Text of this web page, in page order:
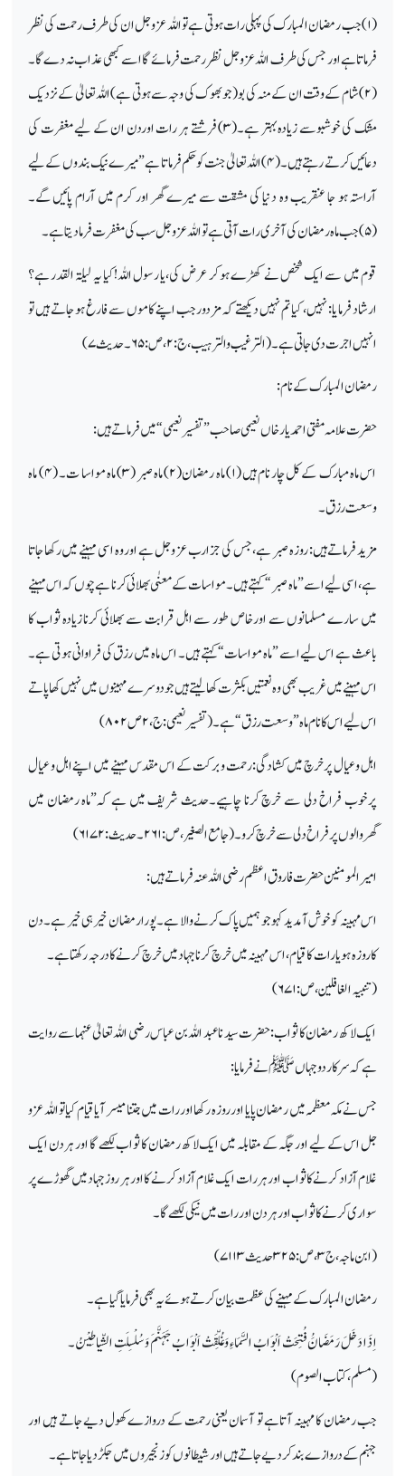
(۱) جب رمضان المبارک کی پہلی رات ہوتی ہے تو اللہ عزو جل ان کی طرف رحمت کی نظر
فرماتاہے اور جس کی طرف اللہ عزوجل نظر رحمت فرمائے گا اسے کبھی عذاب نہ دے گا۔
(۲) شام کے وقت ان کے منہ کی بو (جو بھوک کی وجہ سے ہوتی ہے) اللہ تعالیٰ کے نزدیک
مشک کی خوشبوسے زیادہ بہتر ہے۔(۳) فرشتے ہر رات اوردن ان کے لیے مغفرت کی
دعائیں کرتے رہتے ہیں۔(۴) اللہ تعالیٰ جنت کو حکم فرماتا ہے ”میرے نیک بندوں کے لیے
آراستہ ہو جا عنقریب وہ دنیا کی مشقت سے میرے گھر اور کرم میں آرام پائیں گے۔
(۵) جب ماہ رمضان کی آخری رات آتی ہے تو اللہ عزوجل سب کی مغفرت فرما دیتا ہے۔
قوم میں سے ایک شخص نے کھڑے ہو کر عرض کی،یا رسول اللہ!کیا یہ لیلۃ القدر ہے؟
ارشاد فرما یا: نہیں، کیا تم نہیں دیکھتے کہ مزدور جب اپنے کاموں سے فارغ ہو جاتے ہیں تو
انہیں اجرت دی جاتی ہے۔ (الترغیب وا لترہیب،ج:۲،ص:۶۵۔حدیث۷)
رمضان المبارک کے نام:
حضرت علامہ مفتی احمد یار خاں نعیمی صاحب ”تفسیر نعیمی“ میں فرماتے ہیں:
اس ماہ مبارک کے کل چار نام ہیں (۱) ماہ رمضان(۲) ماہ صبر (۳) ماہ مواسا ت۔ (۴) ماہ
وسعت رزق۔
مزید فرماتے ہیں: روزہ صبر ہے، جس کی جزا رب عز و جل ہے اور وہ اسی مہینے میں رکھا جاتا
ہے، اسی لیے اسے ”ماہ صبر“ کہتے ہیں۔ مواسات کے معنٰی بھلائی کرنا ہے چوں کہ اس مہینے
میں سارے مسلمانوں سے اورخاص طور سے اہل قرابت سے بھلائی کرنا زیادہ ثواب کا
باعث ہے اس لیے اسے ”ماہ مواسات“کہتے ہیں۔ اس ماہ میں رزق کی فراوانی ہو تی ہے۔
اس مہینے میں غریب بھی وہ نعمتیں بکثرت کھالیتے ہیں جو دوسرے مہینوں میں نہیں کھا پاتے
اس لیے اس کانام ماہ ”وسعت رزق“ہے۔ (تفسیر نعیمی:ج،۲ص۸۰۲)
اہل وعیال پر خرچ میں کشادگی:رحمت و برکت کے اس مقدس مہینے میں اپنے اہل و عیال
پرخوب فراخ دلی سے خرچ کرنا چاہیے۔حدیث شریف میں ہے کہ”ماہ رمضان میں
گھروالوں پر فراخ دلی سے خرچ کرو۔ (جامع الصغیر،ص:۲۶۱۔حدیث:۶۱۷۲)
امیر المومنین حضرت فاروق اعظم رضی اللہ عنہ فرماتے ہیں:
اس مہینہ کوخوش آمدید کہوجو ہمیں پاک کرنے والا ہے۔ پورا رمضان خیر ہی خیر ہے۔ دن
کا روزہ ہو یا رات کا قیام، اس مہینہ میں خرچ کرناجہاد میں خرچ کرنے کا درجہ ر کھتا ہے۔
(تنبیہ الغافلین، ص:۶۷۱)
ایک لاکھ رمضان کا ثواب: حضر ت سید نا عبد اللہ بن عباس رضی اللہ تعالیٰ عنہما سے روایت
ہے کہ سرکار دوجہاں ﷺ نے فرمایا:
جس نے مکہ معظمہ میں رمضان پایا اور روز ہ رکھا اور رات میں جتنا میسر آیا قیام کیا تو اللہ عز و
جل اس کے لیے اور جگہ کے مقابلہ میں ایک لاکھ رمضان کا ثواب لکھے گا اور ہر دن ایک
غلام آزاد کرنے کا ثواب اور ہر رات ایک غلام آزاد کر نے کا اور ہر روز جہاد میں گھوڑے پر
سوار ی کرنے کا ثواب اور ہر دن اور رات میں نیکی لکھے گا۔
(ابن ماجہ،ج۳، ص:۳۲۵حدیث۷۱۱۳)
رمضان المبارک کے مہینے کی عظمت بیان کرتے ہوئے یہ بھی فرمایاگیا ہے۔
ا ِذَا دَخَلَ رَمَضَانَُ فُتِحَتْ اَبْوَابُ السَّمَاءِ وَغُلِّقَتْ اَبْوَا بُ جَہَنَّمَ وَ سُلْسِلَتِ الشّیاطِیْنُ۔
(مسلم،کتاب الصوم)
جب رمضان کا مہینہ آتاہے تو آسمان یعنی رحمت کے دروازے کھول دیے جاتے ہیں اور
جہنم کے دروازے بندکردیے جاتے ہیں اور شیطانوں کو زنجیروں میں جکڑ دیا جا تا ہے۔